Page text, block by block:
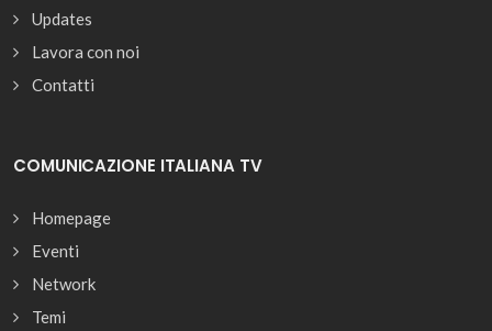
Updates
Lavora con noi
Contatti
COMUNICAZIONE ITALIANA TV
Homepage
Eventi
Network
Temi